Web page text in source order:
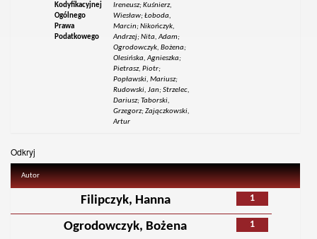
Kodyfikacyjnej
Ogólnego
Prawa
Podatkowego
Ireneusz; Kuśnierz,
Wiesław; Łoboda,
Marcin; Nikończyk,
Andrzej; Nita, Adam;
Ogrodowczyk, Bożena;
Olesińska, Agnieszka;
Pietrasz, Piotr;
Popławski, Mariusz;
Rudowski, Jan; Strzelec,
Dariusz; Taborski,
Grzegorz; Zajączkowski,
Artur
Odkryj
Autor
1
Filipczyk, Hanna
1
Ogrodowczyk, Bożena